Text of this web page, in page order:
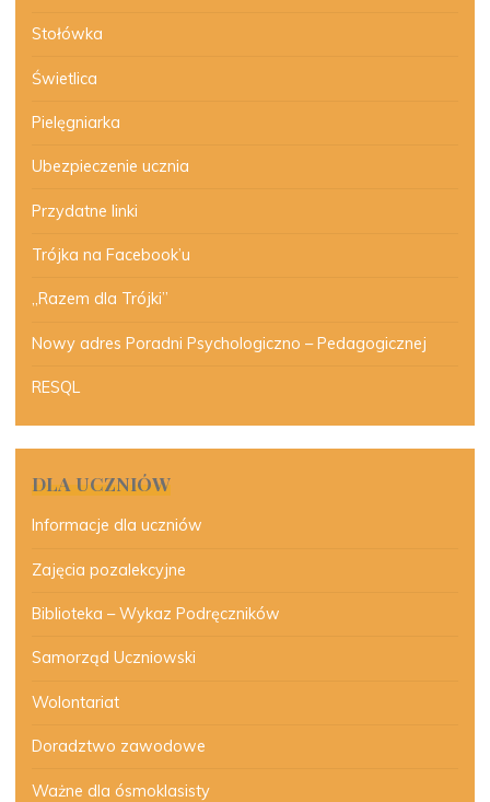
Stołówka
Świetlica
Pielęgniarka
Ubezpieczenie ucznia
Przydatne linki
Trójka na Facebook’u
„Razem dla Trójki”
Nowy adres Poradni Psychologiczno – Pedagogicznej
RESQL
DLA UCZNIÓW
Informacje dla uczniów
Zajęcia pozalekcyjne
Biblioteka – Wykaz Podręczników
Samorząd Uczniowski
Wolontariat
Doradztwo zawodowe
Ważne dla ósmoklasisty